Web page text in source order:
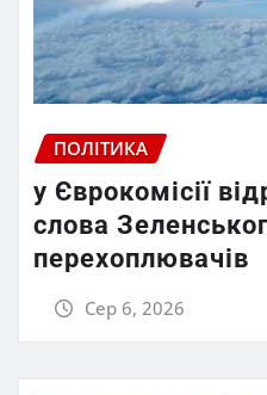
ПОЛІТИКА
у Єврокомісії
слова
перехоплювачів
Сер 6, 2026